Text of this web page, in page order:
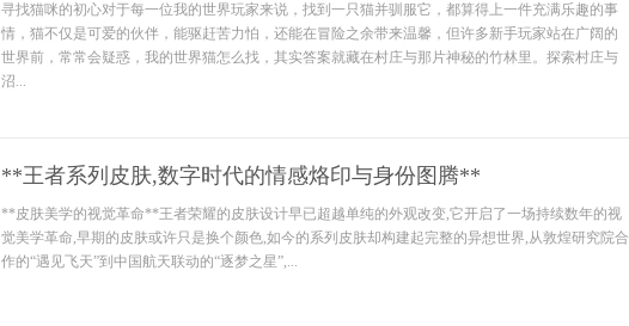
寻找猫咪的初心对于每一位我的世界玩家来说，找到一只猫并驯服它，都算得上一件充满乐趣的事
情，猫不仅是可爱的伙伴，能驱赶苦力怕，还能在冒险之余带来温馨，但许多新手玩家站在广阔的
世界前，常常会疑惑，我的世界猫怎么找，其实答案就藏在村庄与那片神秘的竹林里。探索村庄与
沼...
**王者系列皮肤,数字时代的情感烙印与身份图腾**
**皮肤美学的视觉革命**王者荣耀的皮肤设计早已超越单纯的外观改变,它开启了一场持续数年的视
觉美学革命,早期的皮肤或许只是换个颜色,如今的系列皮肤却构建起完整的异想世界,从敦煌研究院合
作的“遇见飞天”到中国航天联动的“逐梦之星”,...